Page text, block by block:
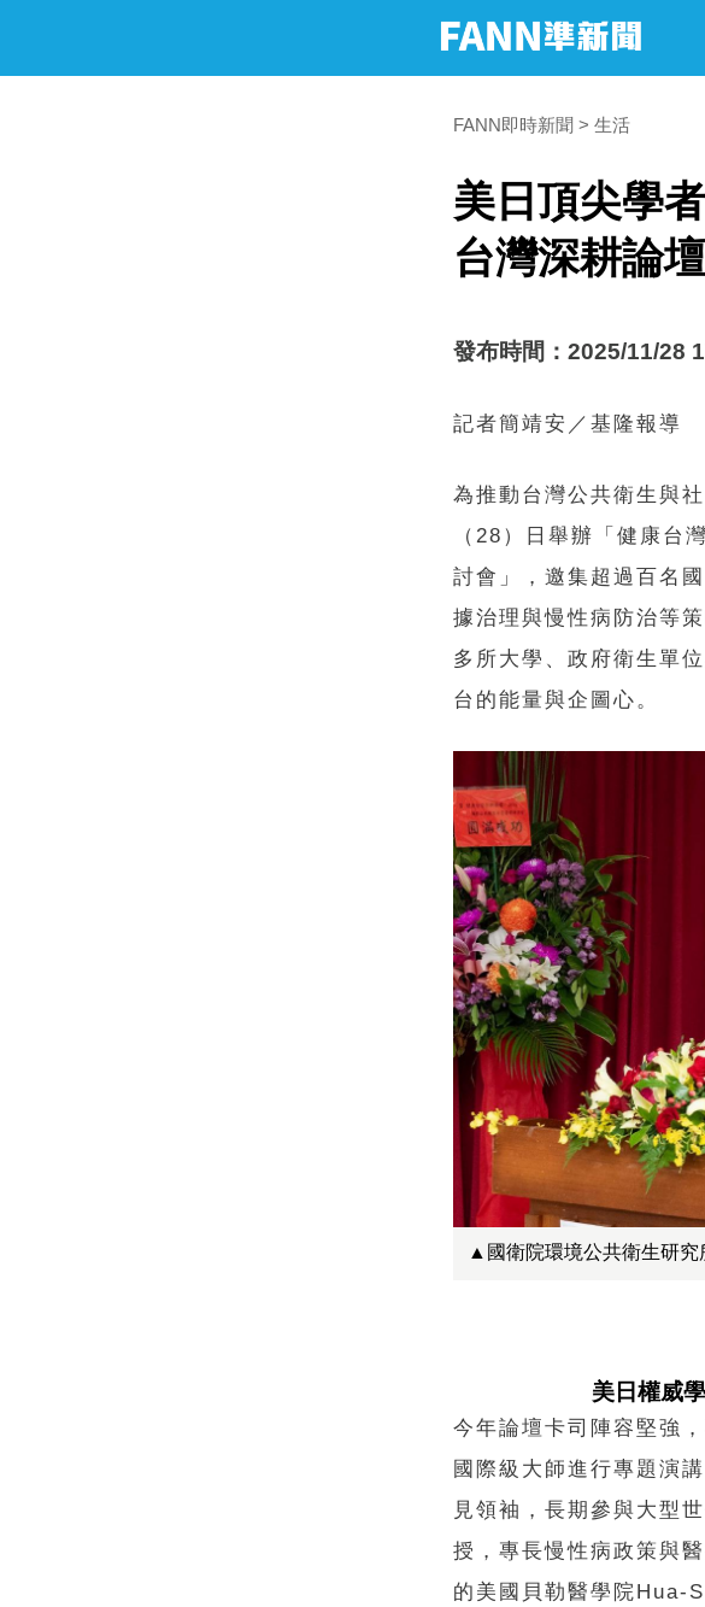
FANN即時新聞 生活
美日頂尖學
台灣深耕論
發布時間：2025/11/28
記者簡靖安／基隆報導
為推動台灣公共衛生與
（28）日舉辦「健康台
討會」，邀集超過百名
據治理與慢性病防治等
多所大學、政府衛生單
台的能量與企圖心。
▲國衛院環境公共衛生研究
美日權威
今年論壇卡司陣容堅強
國際級大師進行專題演
見領袖，長期參與大型
授，專長慢性病政策與
的美國貝勒醫學院Hua-